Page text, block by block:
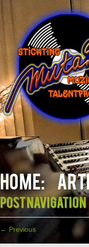
HOME:
Post navigation
← Previous